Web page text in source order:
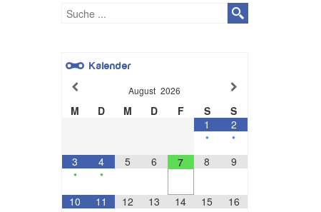
Kalender
August 2026
M D M D F S
S
1
•
2
•
3
•
4
•
5 6 7 8 9
10
11
12 13 14 15 16